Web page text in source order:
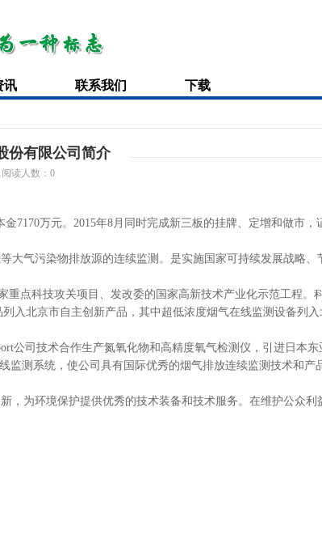
讯 联系我们 下载
份有限公司简介
读人数： 0
7170万元。2015年8月同时完成新三板的挂牌、定增和做市，
大气污染物排放源的连续监测。是实施国家可持续发展战略
点科技攻关项目、发改委的国家高新技术产业化示范工程。
入北京市自主创新产品，其中超低浓度烟气在线监测设备列
公司技术合作生产氮氧化物和高精度氧气检测仪，引进日本
测系统，使公司具有国际优秀的烟气排放连续监测技术和产
，为环境保护提供优秀的技术装备和技术服务。在维护公众